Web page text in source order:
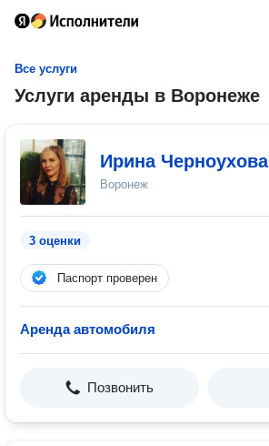
Все услуги
Услуги аренды в Воронеже
Ирина Черноухова
Воронеж
3 оценки
Паспорт проверен
Аренда автомобиля
Позвонить